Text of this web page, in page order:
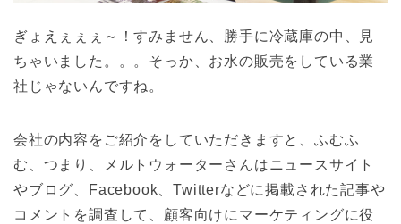
ぎょえぇぇぇ～！すみません、勝手に冷蔵庫の中、見
ちゃいました。。。そっか、お水の販売をしている業
社じゃないんですね。
会社の内容をご紹介をしていただきますと、ふむふ
む、つまり、メルトウォーターさんはニュースサイト
やブログ、Facebook、Twitterなどに掲載された記事や
コメントを調査して、顧客向けにマーケティングに役